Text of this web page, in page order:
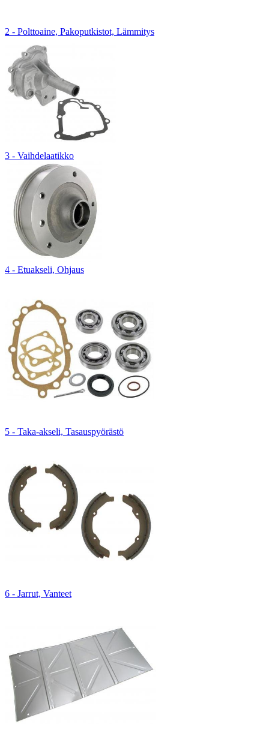
2 - Polttoaine, Pakoputkistot, Lämmitys
3 - Vaihdelaatikko
4 - Etuakseli, Ohjaus
5 - Taka-akseli, Tasauspyörästö
6 - Jarrut, Vanteet